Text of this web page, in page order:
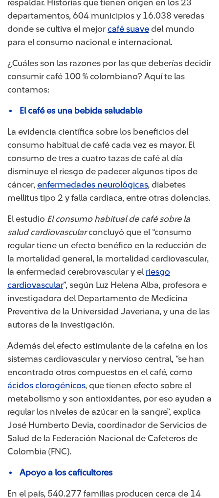
respaldar. Historias que tienen origen en los 23
departamentos, 604 municipios y 16.038 veredas
donde se cultiva el mejor café suave del mundo
para el consumo nacional e internacional.
¿Cuáles son las razones por las que deberías decidir
consumir café 100 % colombiano? Aquí te las
contamos:
El café es una bebida saludable
La evidencia científica sobre los beneficios del
consumo habitual de café cada vez es mayor. El
consumo de tres a cuatro tazas de café al día
disminuye el riesgo de padecer algunos tipos de
cáncer, enfermedades neurológicas, diabetes
mellitus tipo 2 y falla cardiaca, entre otras dolencias.
El estudio El consumo habitual de café sobre la
salud cardiovascularconcluyó que el “consumo
regular tiene un efecto benéfico en la reducción de
la mortalidad general, la mortalidad cardiovascular,
la enfermedad cerebrovascular y el riesgo
cardiovascular”, según Luz Helena Alba, profesora e
investigadora del Departamento de Medicina
Preventiva de la Universidad Javeriana, y una de las
autoras de la investigación.
Además del efecto estimulante de la cafeína en los
sistemas cardiovascular y nervioso central, “se han
encontrado otros compuestos en el café, como
ácidos clorogénicos, que tienen efecto sobre el
metabolismo y son antioxidantes, por eso ayudan a
regular los niveles de azúcar en la sangre”, explica
José Humberto Devia, coordinador de Servicios de
Salud de la Federación Nacional de Cafeteros de
Colombia (FNC).
Apoyo a los caficultores
En el país, 540.277 familias producen cerca de 14